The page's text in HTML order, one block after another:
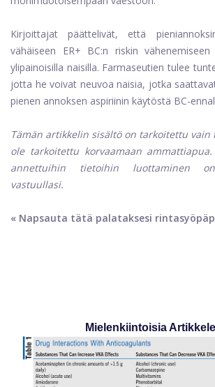
Kirjoittajat päättelivät, että
vähäiseen ER+ BC:n riskin
ylipainoisilla naisilla. Farmaseutien tulee
jotta he voivat neuvoa naisia, jotka
pienen annoksen aspiriinin käytöstä BC-
Tämän artikkelin sisältö on tarkoitettu vain
ole tarkoitettu korvaamaan
annettuihin tietoihin luottaminen
vastuullasi.
« Napsauta tätä palataksesi
Mielenkiintoisia